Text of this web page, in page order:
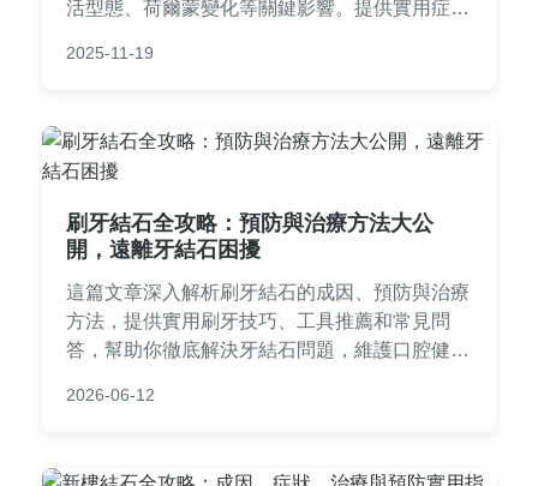
活型態、荷爾蒙變化等關鍵影響。提供實用症狀
幫助女性徹底了解如何避免腎結石困擾。內容基
2025-11-19
刷牙結石全攻略：預防與治療方法大公
開，遠離牙結石困擾
這篇文章深入解析刷牙結石的成因、預防與治療
方法，提供實用刷牙技巧、工具推薦和常見問
答，幫助你徹底解決牙結石問題，維護口腔健
有關注牙齒保健的讀者。
2026-06-12